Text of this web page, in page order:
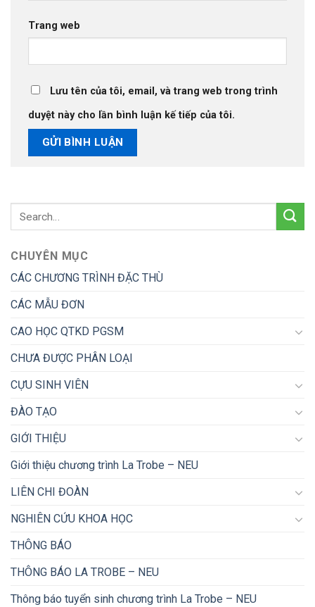
Trang web
Lưu tên của tôi, email, và trang web trong trình
duyệt này cho lần bình luận kế tiếp của tôi.
CHUYÊN MỤC
CÁC CHƯƠNG TRÌNH ĐẶC THÙ
CÁC MẪU ĐƠN
CAO HỌC QTKD PGSM
CHƯA ĐƯỢC PHÂN LOẠI
CỰU SINH VIÊN
ĐÀO TẠO
GIỚI THIỆU
Giới thiệu chương trình La Trobe – NEU
LIÊN CHI ĐOÀN
NGHIÊN CỨU KHOA HỌC
THÔNG BÁO
THÔNG BÁO LA TROBE – NEU
Thông báo tuyển sinh chương trình La Trobe – NEU